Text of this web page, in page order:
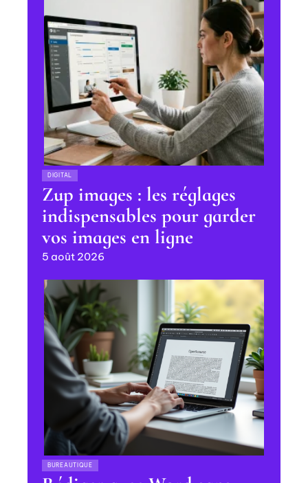
DIGITAL
Zup images : les réglages
indispensables pour garder
vos images en ligne
5 août 2026
BUREAUTIQUE